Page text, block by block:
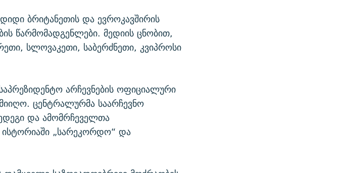
ბრიტანეთის და ევროკავშირის
წარმომადგენლები. მედიის ცნობით,
სლოვაკეთი, საბერძნეთი, კვიპროსი
არჩევნების ოფიციალური
ცენტრალურმა საარჩევნო
და ამომრჩეველთა
„სარეკორდო“ და